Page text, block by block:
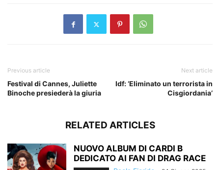
Previous article
Festival di Cannes, Juliette
Binoche presiederà la giuria
Next article
Idf: ‘Eliminato un terrorista in
Cisgiordania’
RELATED ARTICLES
NUOVO ALBUM DI CARDI B
DEDICATO AI FAN DI DRAG RACE